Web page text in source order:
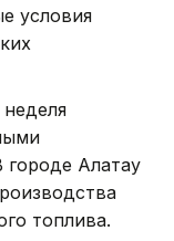
условия
городе Алатау
топлива.